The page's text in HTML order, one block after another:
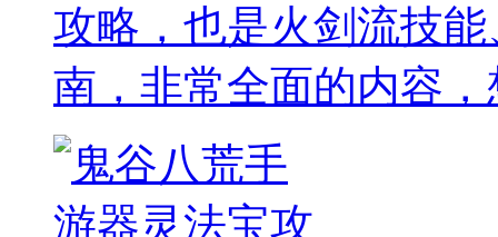
攻略，也是火剑流技
南，非常全面的内容